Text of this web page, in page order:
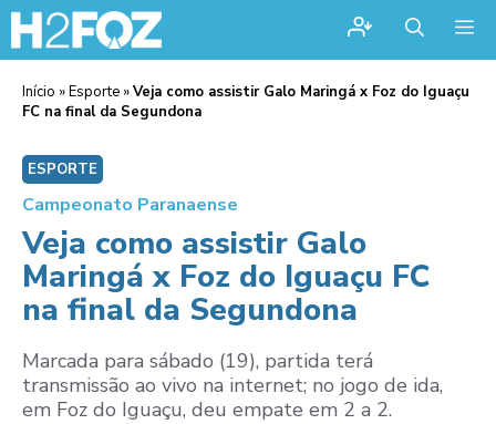
Início »Esporte »Veja como assistir Galo Maringá x Foz do Iguaçu
FC na final da Segundona
ESPORTE
Campeonato Paranaense
Veja como assistir Galo
Maringá x Foz do Iguaçu FC
na final da Segundona
Marcada para sábado (19), partida terá
transmissão ao vivo na internet; no jogo de ida,
em Foz do Iguaçu, deu empate em 2 a 2.